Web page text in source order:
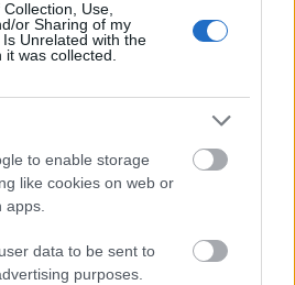
Use,
or Sharing of my
Unrelated with the
was collected.
to enable storage
like cookies on web or
data to be sent to
purposes.
jártasak a mimikriben, a
de bizonyos dolgokat
ezer év óta. A művészet a
hogy gyermekeink
a devianciára vagy az újra
A művészet morális
viszonyok kritikája
reprodukcióra szükség
a nyugdíjakat és így tovább.
- szögezte le
Kerényi